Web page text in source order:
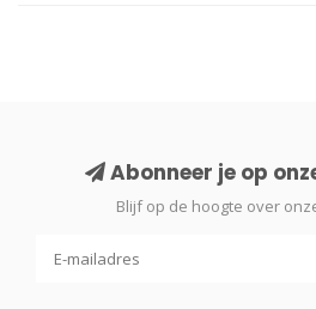
Abonneer je op
Blijf op de hoogte over